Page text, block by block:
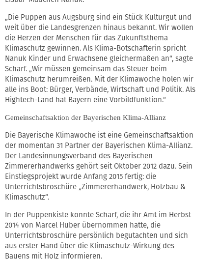
„Die Puppen aus Augsburg sind ein Stück Kulturgut und
weit über die Landesgrenzen hinaus bekannt. Wir wollen
die Herzen der Menschen für das Zukunftsthema
Klimaschutz gewinnen. Als Klima-Botschafterin spricht
Nanuk Kinder und Erwachsene gleichermaßen an“, sagte
Scharf. „Wir müssen gemeinsam das Steuer beim
Klimaschutz herumreißen. Mit der Klimawoche holen wir
alle ins Boot: Bürger, Verbände, Wirtschaft und Politik. Als
Hightech-Land hat Bayern eine Vorbildfunktion.“
Gemeinschaftsaktion der Bayerischen Klima-Allianz
Die Bayerische Klimawoche ist eine Gemeinschaftsaktion
der momentan 31 Partner der Bayerischen Klima-Allianz.
Der Landesinnungsverband des Bayerischen
Zimmererhandwerks gehört seit Oktober 2012 dazu. Sein
Einstiegsprojekt wurde Anfang 2015 fertig: die
Unterrichtsbroschüre „Zimmererhandwerk, Holzbau &
Klimaschutz“.
In der Puppenkiste konnte Scharf, die ihr Amt im Herbst
2014 von Marcel Huber übernommen hatte, die
Unterrichtsbroschüre persönlich begutachten und sich
aus erster Hand über die Klimaschutz-Wirkung des
Bauens mit Holz informieren.